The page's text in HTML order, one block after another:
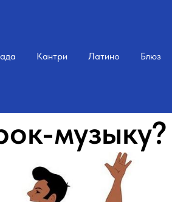
Кантри Латино Блюз
музыку?